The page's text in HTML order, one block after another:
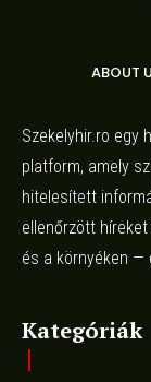
ABOUT
Szekelyhir.ro egy
platform, amely
hitelesített
ellenőrzött
és a környéken —
Kategóriák